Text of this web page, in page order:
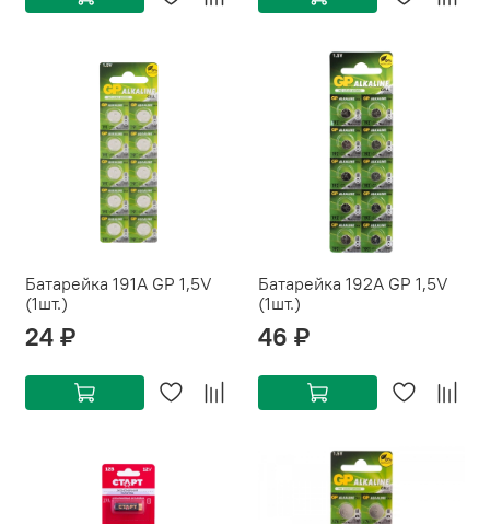
Батарейка 191A GP 1,5V
(1шт.)
24 ₽
Батарейка 192A GP 1,5V
(1шт.)
46 ₽